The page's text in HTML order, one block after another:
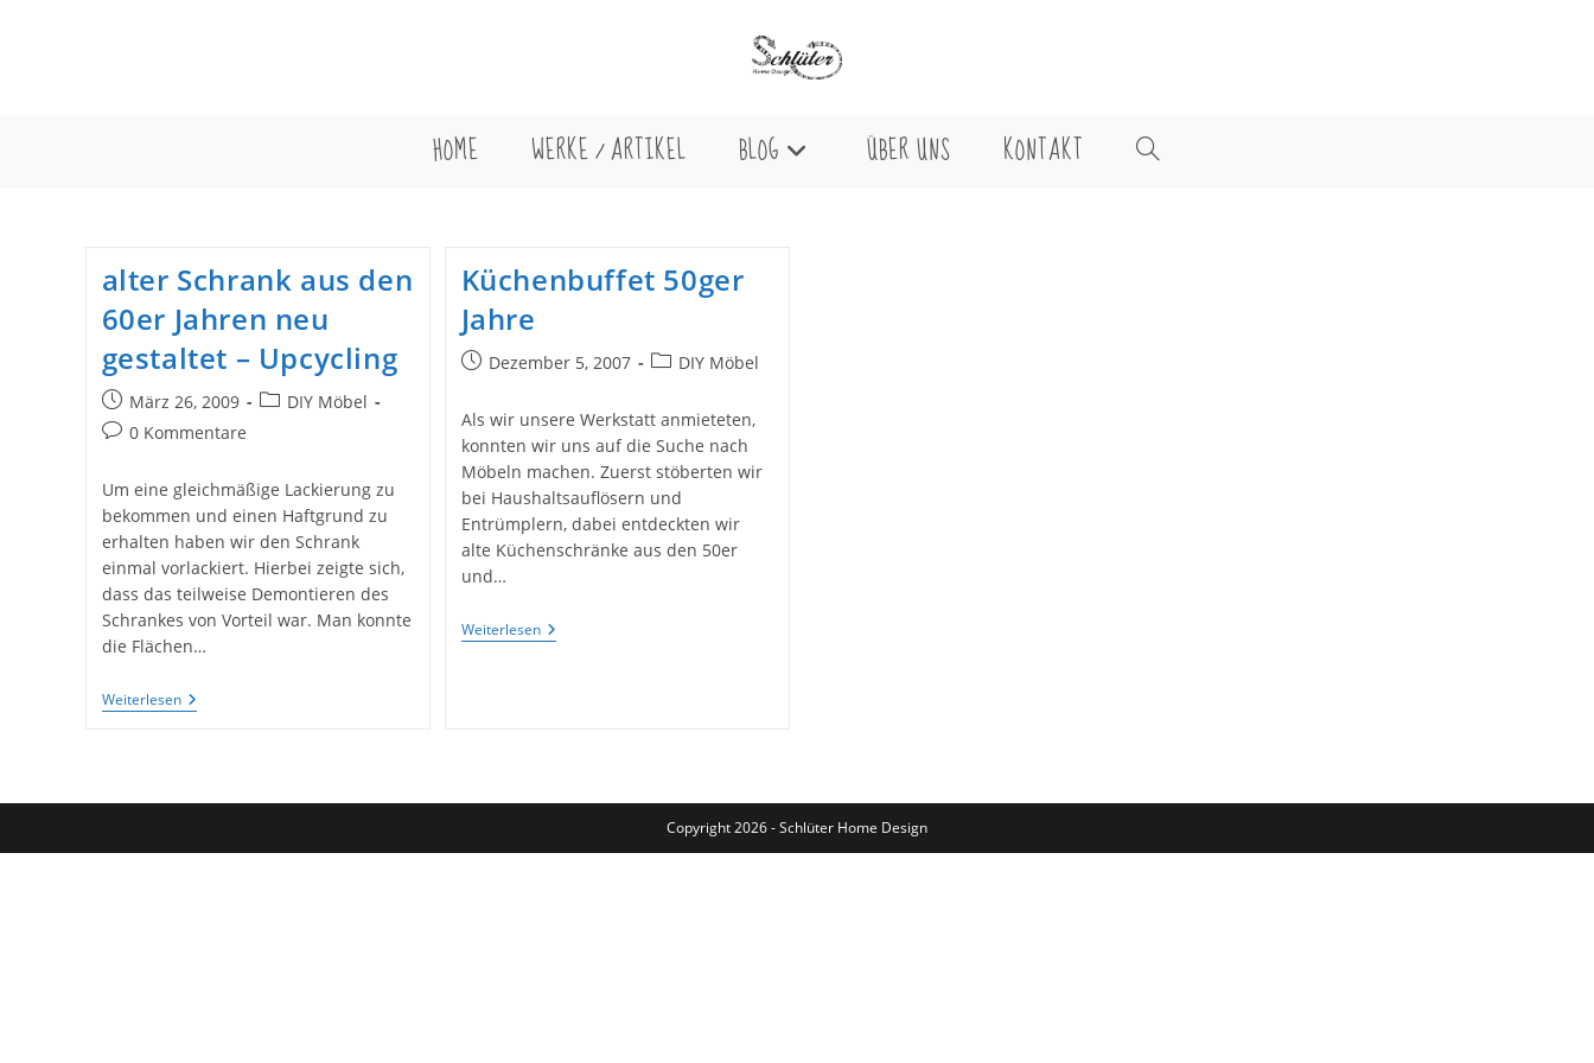
HOME WERKE / ARTIKEL BLOG ÜBER UNS KONTAKT WEBSITE-
alter Schrank aus den
60er Jahren neu
gestaltet – Upcycling
Beitrag
veröffentlicht:
März 26, 2009
Beitrags-
DIY Möbel
Beitrags-
0 Kommentare
Um eine gleichmäßige Lackierung zu
bekommen und einen Haftgrund zu
erhalten haben wir den Schrank
einmal vorlackiert. Hierbei zeigte sich,
dass das teilweise Demontieren des
Schrankes von Vorteil war. Man konnte
die Flächen…
WeiterlesenAlter
Schrank
–
Küchenbuffet 50ger
Jahre
BeitragDezember 5, 2007
Beitrags-
DIY Möbel
Als wir unsere Werkstatt anmieteten,
konnten wir uns auf die Suche nach
Möbeln machen. Zuerst stöberten wir
bei Haushaltsauflösern und
Entrümplern, dabei entdeckten wir
alte Küchenschränke aus den 50er
und…
WeiterlesenKüchenbuffet
50ger
Copyright 2026 - Schlüter Home Design